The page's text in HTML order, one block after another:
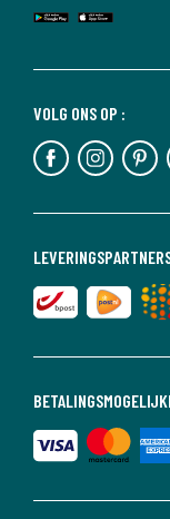
VOLG ONS OP :